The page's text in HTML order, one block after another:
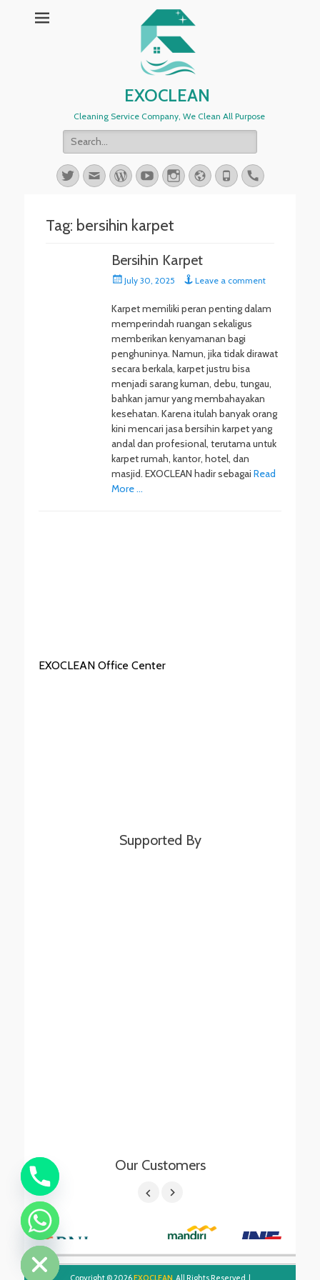
EXOCLEAN
Cleaning Service Company, We Clean All Purpose
Search
for:
TwitterEmailWordPress
YouTubeInstagram
Website
PhoneHandset
Tag: bersihin karpet
Bersihin Karpet
PostedJuly 30, 2025 Leave a comment
Karpet memiliki peran penting dalam
memperindah ruangan sekaligus
memberikan kenyamanan bagi
penghuninya. Namun, jika tidak dirawat
secara berkala, karpet justru bisa
menjadi sarang kuman, debu, tungau,
bahkan jamur yang membahayakan
kesehatan. Karena itulah banyak orang
kini mencari jasa bersihin karpet yang
andal dan profesional, terutama untuk
karpet rumah, kantor, hotel, dan
masjid. EXOCLEAN hadir sebagai Read
More …
EXOCLEAN Office Center
Supported By
Our Customers
Copyright © 2026EXOCLEAN . All Rights Reserved. |
Hide
chaty